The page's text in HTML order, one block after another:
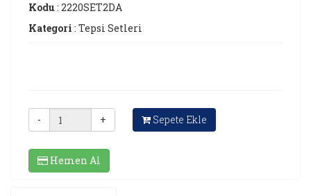
Kodu: 2220SET2DA
Kategori : Tepsi Setleri
- + Sepete Ekle
Hemen Al